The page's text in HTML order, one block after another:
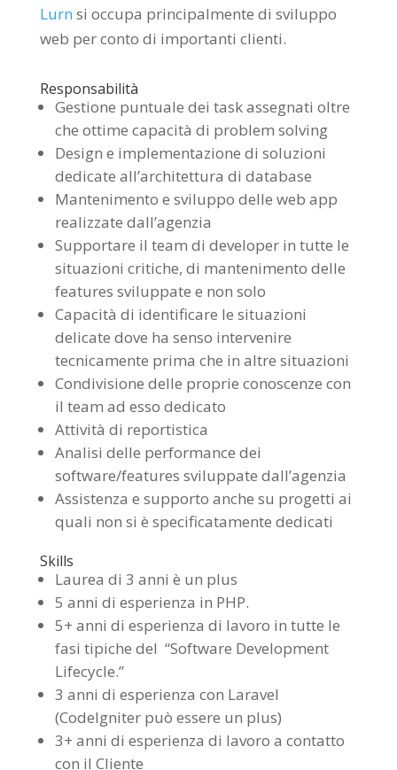
Lurn si occupa principalmente di sviluppo
web per conto di importanti clienti.
Responsabilità
Gestione puntuale dei task assegnati oltre
che ottime capacità di problem solving
Design e implementazione di soluzioni
dedicate all’architettura di database
Mantenimento e sviluppo delle web app
realizzate dall’agenzia
Supportare il team di developer in tutte le
situazioni critiche, di mantenimento delle
features sviluppate e non solo
Capacità di identificare le situazioni
delicate dove ha senso intervenire
tecnicamente prima che in altre situazioni
Condivisione delle proprie conoscenze con
il team ad esso dedicato
Attività di reportistica
Analisi delle performance dei
software/features sviluppate dall’agenzia
Assistenza e supporto anche su progetti ai
quali non si è specificatamente dedicati
Skills
Laurea di 3 anni è un plus
5 anni di esperienza in PHP.
5+ anni di esperienza di lavoro in tutte le
fasi tipiche del “Software Development
Lifecycle.”
3 anni di esperienza con Laravel
(CodeIgniter può essere un plus)
3+ anni di esperienza di lavoro a contatto
con il Cliente